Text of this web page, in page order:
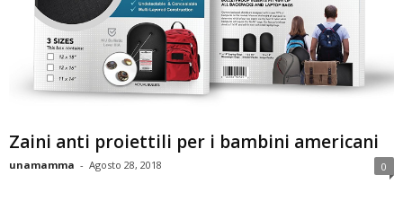
Zaini anti proiettili per i bambini americani
unamamma - Agosto 28, 2018 0